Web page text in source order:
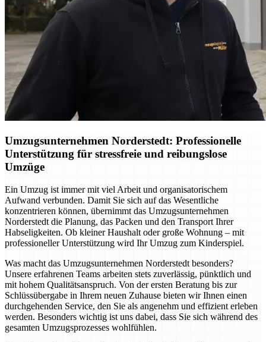
Umzugsunternehmen Norderstedt: Professionelle
Unterstützung für stressfreie und reibungslose
Umzüge
Ein Umzug ist immer mit viel Arbeit und organisatorischem
Aufwand verbunden. Damit Sie sich auf das Wesentliche
konzentrieren können, übernimmt das Umzugsunternehmen
Norderstedt die Planung, das Packen und den Transport Ihrer
Habseligkeiten. Ob kleiner Haushalt oder große Wohnung – mit
professioneller Unterstützung wird Ihr Umzug zum Kinderspiel.
Was macht das Umzugsunternehmen Norderstedt besonders?
Unsere erfahrenen Teams arbeiten stets zuverlässig, pünktlich und
mit hohem Qualitätsanspruch. Von der ersten Beratung bis zur
Schlüssübergabe in Ihrem neuen Zuhause bieten wir Ihnen einen
durchgehenden Service, den Sie als angenehm und effizient erleben
werden. Besonders wichtig ist uns dabei, dass Sie sich während des
gesamten Umzugsprozesses wohlfühlen.